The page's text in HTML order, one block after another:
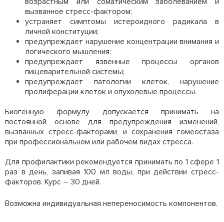
вызванное стресс-фактором;
устраняет симптомы истероидного радикала в
личной конституции;
предупреждает нарушение концентрации внимания и
логического мышления;
предупреждает язвенные процессы органов
пищеварительной системы;
предупреждает патологии клеток, нарушение
пролиферации клеток и опухолевые процессы.
Биогенную формулу допускается принимать на
постоянной основе для предупреждения изменений,
вызванных стресс-факторами, и сохранения гомеостаза
при профессиональном или рабочем видах стресса.
Для профилактики рекомендуется принимать по 1 сфере 1
раз в день, запивая 100 мл воды, при действии стресс-
факторов. Курс – 30 дней.
Возможна индивидуальная непереносимость компонентов.